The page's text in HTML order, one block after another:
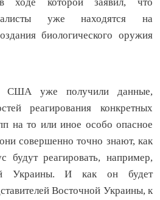
уже находятся на
биологического оружия
США уже получили данные,
реагирования конкретных
на то или иное особо опасное
совершенно точно знают, как
будут реагировать, например,
Украины. И как он будет
Восточной Украины, к